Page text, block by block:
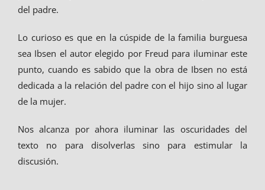
del padre.
Lo curioso es que en la cúspide de la familia burguesa
sea Ibsen el autor elegido por Freud para iluminar este
punto, cuando es sabido que la obra de Ibsen no está
dedicada a la relación del padre con el hijo sino al lugar
de la mujer.
Nos alcanza por ahora iluminar las oscuridades del
texto no para disolverlas sino para estimular la
discusión.